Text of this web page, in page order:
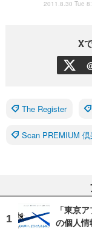
2011.8.30 Tue
X
The Register
Scan PREMIUM
「東京
の個人情